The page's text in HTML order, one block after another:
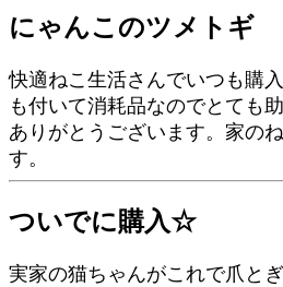
にゃんこのツメトギ
快適ねこ生活さんでいつも購
も付いて消耗品なのでとても
ありがとうございます。家の
す。
ついでに購入☆
実家の猫ちゃんがこれで爪と